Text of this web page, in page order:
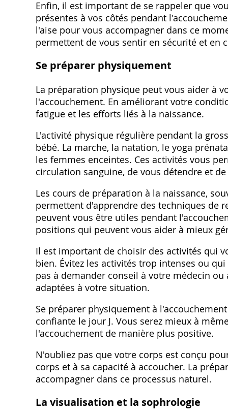
Enfin, il est important de se rappeler que
présentes à vos côtés pendant
l'aise pour vous accompagner dans ce
permettent de vous sentir en sécurité et en
Se préparer physiquement
La préparation physique peut vous aider à
l'accouchement. En améliorant votre
fatigue et les efforts liés à la naissance.
L'activité physique régulière pendant la
bébé. La marche, la natation, le yoga
les femmes enceintes. Ces activités vous
circulation sanguine, de vous détendre et
Les cours de préparation à la naissance,
permettent d'apprendre des techniques de
peuvent vous être utiles pendant
positions qui peuvent vous aider à mieux
Il est important de choisir des activités qui
bien. Évitez les activités trop intenses ou
pas à demander conseil à votre médecin
adaptées à votre situation.
Se préparer physiquement à
confiante le jour J. Vous serez mieux à
l'accouchement de manière plus positive.
N'oubliez pas que votre corps est conçu
corps et à sa capacité à accoucher. La
accompagner dans ce processus naturel.
La visualisation et la sophrologie